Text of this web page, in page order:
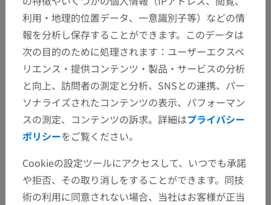
利用・地理的位置データ、一意識別子等）などの情
報を分析し保存することができます。このデータは
次の目的のために処理されます：ユーザーエクスペ
リエンス・提供コンテンツ・製品・サービスの分析
と向上、訪問者の測定と分析、SNSとの連携、パー
ソナライズされたコンテンツの表示、パフォーマン
スの測定、コンテンツの訴求。詳細はプライバシー
ポリシーをご覧ください。
Cookieの設定ツールにアクセスして、いつでも承諾
や拒否、その取り消しをすることができます。同技
術の利用に同意されない場合、当社はお客様が正当